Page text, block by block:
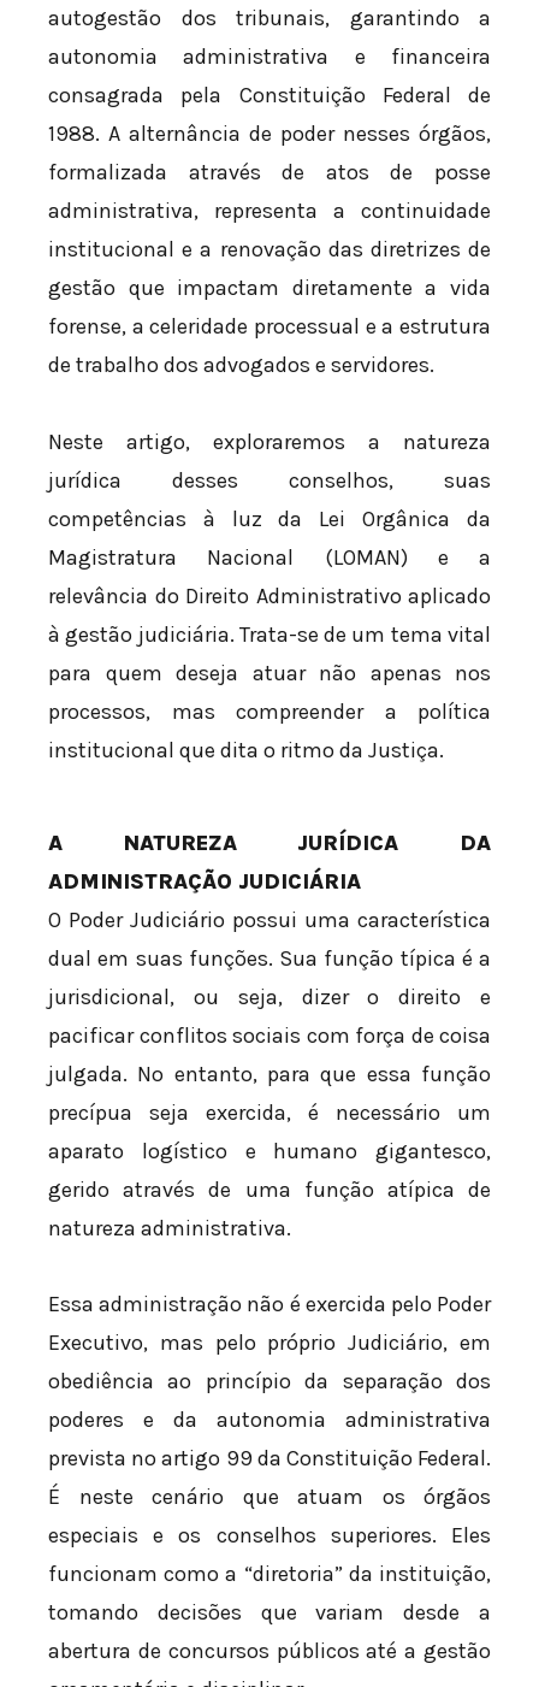
autogestão dos tribunais, garantindo a
autonomia administrativa e financeira
consagrada pela Constituição Federal de
1988. A alternância de poder nesses órgãos,
formalizada através de atos de posse
administrativa, representa a continuidade
institucional e a renovação das diretrizes de
gestão que impactam diretamente a vida
forense, a celeridade processual e a estrutura
de trabalho dos advogados e servidores.
Neste artigo, exploraremos a natureza
jurídica desses conselhos, suas
competências à luz da Lei Orgânica da
Magistratura Nacional (LOMAN) e a
relevância do Direito Administrativo aplicado
à gestão judiciária. Trata-se de um tema vital
para quem deseja atuar não apenas nos
processos, mas compreender a política
institucional que dita o ritmo da Justiça.
A NATUREZA JURÍDICA DA
ADMINISTRAÇÃO JUDICIÁRIA
O Poder Judiciário possui uma característica
dual em suas funções. Sua função típica é a
jurisdicional, ou seja, dizer o direito e
pacificar conflitos sociais com força de coisa
julgada. No entanto, para que essa função
precípua seja exercida, é necessário um
aparato logístico e humano gigantesco,
gerido através de uma função atípica de
natureza administrativa.
Essa administração não é exercida pelo Poder
Executivo, mas pelo próprio Judiciário, em
obediência ao princípio da separação dos
poderes e da autonomia administrativa
prevista no artigo 99 da Constituição Federal.
É neste cenário que atuam os órgãos
especiais e os conselhos superiores. Eles
funcionam como a “diretoria” da instituição,
tomando decisões que variam desde a
abertura de concursos públicos até a gestão